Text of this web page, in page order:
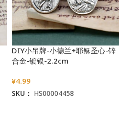
DIY小吊牌-小德兰+耶稣圣心-锌
合金-镀银-2.2cm
¥4.99
SKU： HS00004458